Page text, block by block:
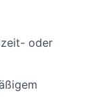
oder